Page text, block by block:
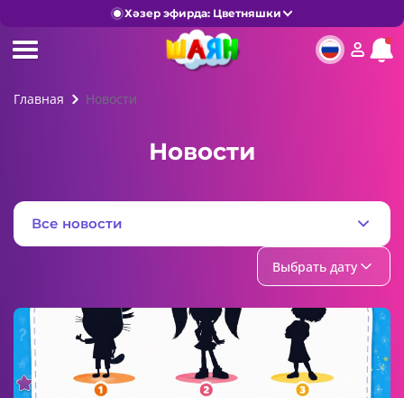
Хәзер эфирда: Цветняшки
Главная Новости
Новости
Все новости
Выбрать дату